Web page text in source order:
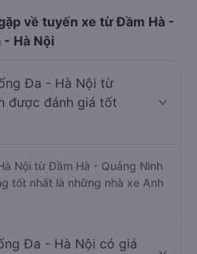
về tuyến xe từ Đầm Hà -
Hà Nội
Đa - Hà Nội từ
được đánh giá tốt
Nội từ Đầm Hà - Quảng Ninh
tốt nhất là những nhà xe Anh
Đa - Hà Nội có giá